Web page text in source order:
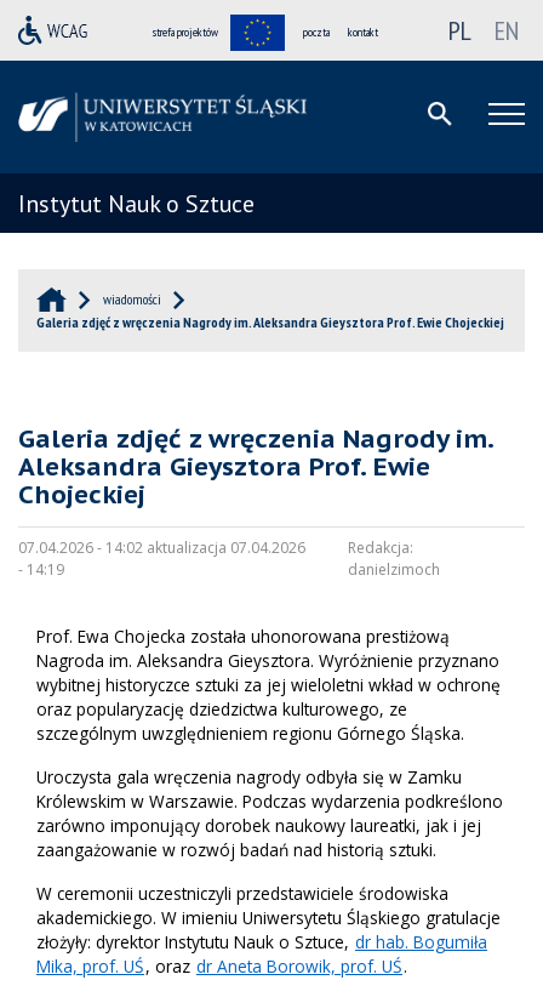
strefa projektów poczta kontakt PL EN
Instytut Nauk o Sztuce
wiadomości
Galeria zdjęć z wręczenia Nagrody im. Aleksandra Gieysztora Prof. Ewie Chojeckiej
Galeria zdjęć z wręczenia Nagrody im.
Aleksandra Gieysztora Prof. Ewie
Chojeckiej
07.04.2026 - 14:02 aktualizacja 07.04.2026
- 14:19
Redakcja:
danielzimoch
Prof. Ewa Chojecka została uhonorowana prestiżową
Nagroda im. Aleksandra Gieysztora. Wyróżnienie przyznano
wybitnej historyczce sztuki za jej wieloletni wkład w ochronę
oraz popularyzację dziedzictwa kulturowego, ze
szczególnym uwzględnieniem regionu Górnego Śląska.
Uroczysta gala wręczenia nagrody odbyła się w Zamku
Królewskim w Warszawie. Podczas wydarzenia podkreślono
zarówno imponujący dorobek naukowy laureatki, jak i jej
zaangażowanie w rozwój badań nad historią sztuki.
W ceremonii uczestniczyli przedstawiciele środowiska
akademickiego. W imieniu Uniwersytetu Śląskiego gratulacje
złożyły: dyrektor Instytutu Nauk o Sztuce, dr hab. Bogumiła
Mika, prof. UŚ, oraz dr Aneta Borowik, prof. UŚ.